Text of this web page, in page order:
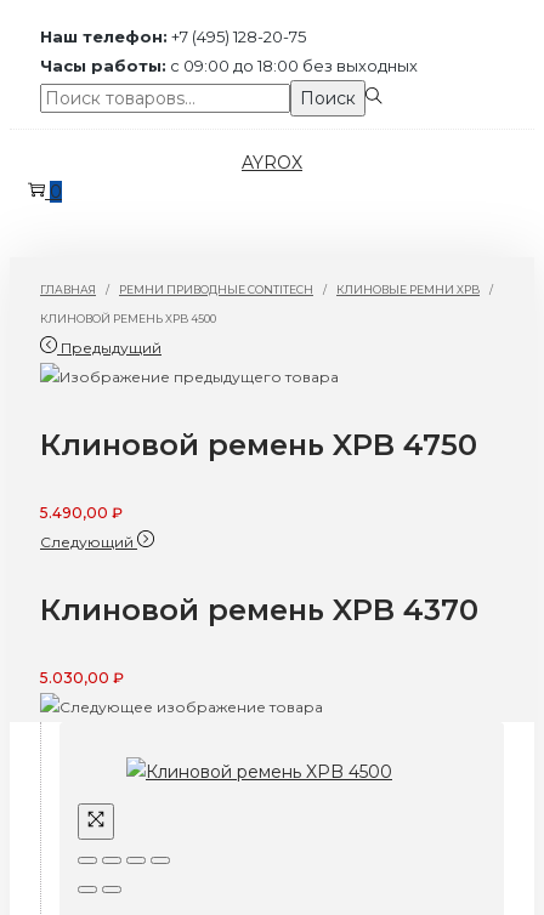
Наш телефон: +7 (495) 128-20-75
Часы работы: с 09:00 до 18:00 без выходных
Поиск:>
Поиск
к
к
AYROX
0
ГЛАВНАЯ / РЕМНИ ПРИВОДНЫЕ CONTITECH / КЛИНОВЫЕ РЕМНИ XPB /
КЛИНОВОЙ РЕМЕНЬ XPB 4500
Предыдущий
Клиновой ремень XPB 4750
5.490,00 ₽
Следующий
Клиновой ремень XPB 4370
5.030,00 ₽